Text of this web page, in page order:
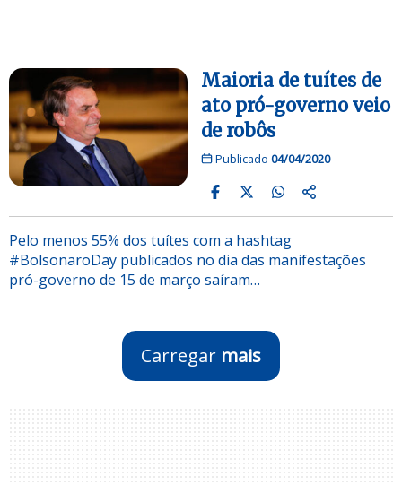
Maioria de tuítes de
ato pró-governo veio
de robôs
Publicado 04/04/2020
Pelo menos 55% dos tuítes com a hashtag
#BolsonaroDay publicados no dia das manifestações
pró-governo de 15 de março saíram…
Carregar mais